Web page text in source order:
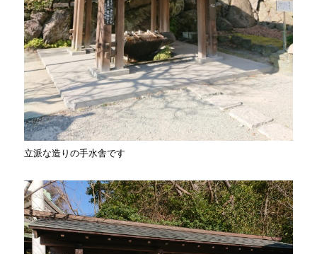
立派な造りの手水舎です